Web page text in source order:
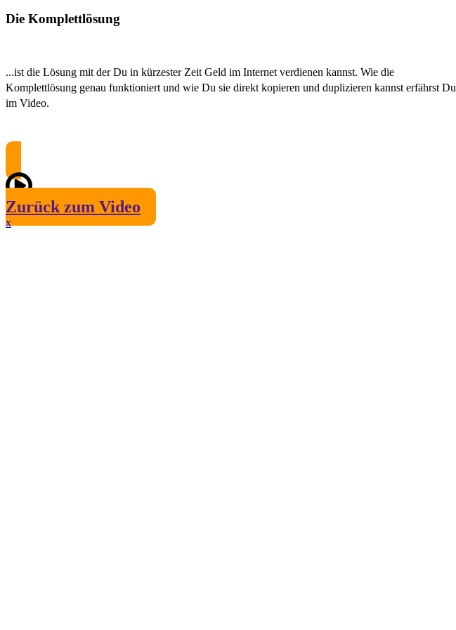
Die Komplettlösung
...ist die Lösung mit der Du in kürzester Zeit Geld im Internet verdienen kannst. Wie die
Komplettlösung genau funktioniert und wie Du sie direkt kopieren und duplizieren kannst erfährst Du
im Video.
Zurück zum Video
x